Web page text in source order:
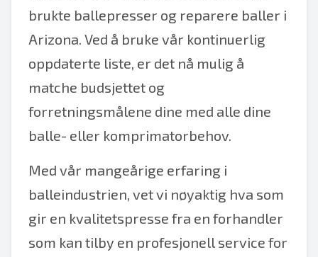
brukte ballepresser og reparere baller i
Arizona. Ved å bruke vår kontinuerlig
oppdaterte liste, er det nå mulig å
matche budsjettet og
forretningsmålene dine med alle dine
balle- eller komprimatorbehov.
Med vår mangeårige erfaring i
balleindustrien, vet vi nøyaktig hva som
gir en kvalitetspresse fra en forhandler
som kan tilby en profesjonell service for